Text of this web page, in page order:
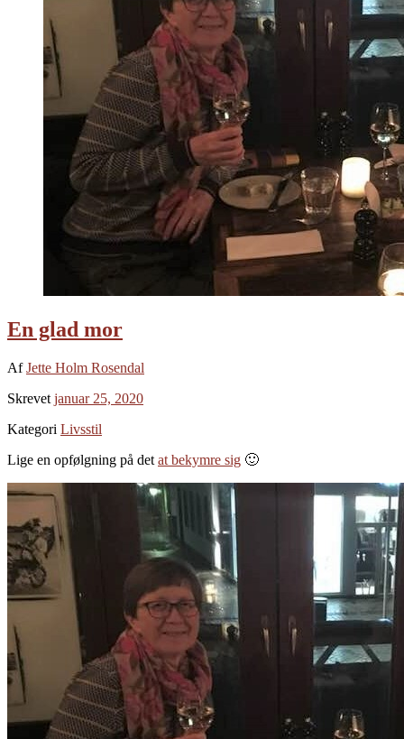
En glad mor
AfJette Holm Rosendal
Skrevet januar 25, 2020
Kategori Livsstil
Lige en opfølgning på det at bekymre sig 🙂